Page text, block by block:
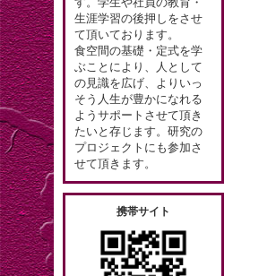
生涯学習の後押しをさせ
て頂いております。
食空間の基礎・定式を学
ぶことにより、人として
の見識を広げ、よりいっ
そう人生が豊かになれる
ようサポートさせて頂き
たいと存じます。研究の
プロジェクトにも参加さ
せて頂きます。
携帯サイト